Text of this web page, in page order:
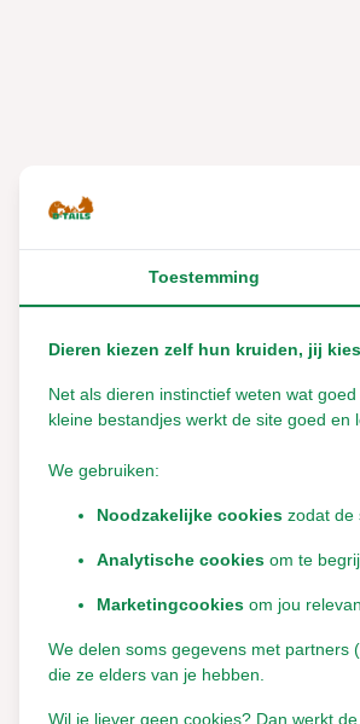
Bunny Nature
Elmato
Ferplast
Flamingo
Gebr. de Boon
Hugro
Imac
JR Farm
Midwest
Moderna
Natuly (voorheen Bio-Ron)
Toestemming
Dieren kiezen zelf hun kruiden, jij
Net als dieren instinctief weten wat
kleine bestandjes werkt de site goed en
We gebruiken:
Noodzakelijke cookies zodat de
Analytische cookies om te
Marketingcookies om jou
We delen soms gegevens met partners
die ze elders van je hebben.
Wil je liever geen cookies? Dan werkt